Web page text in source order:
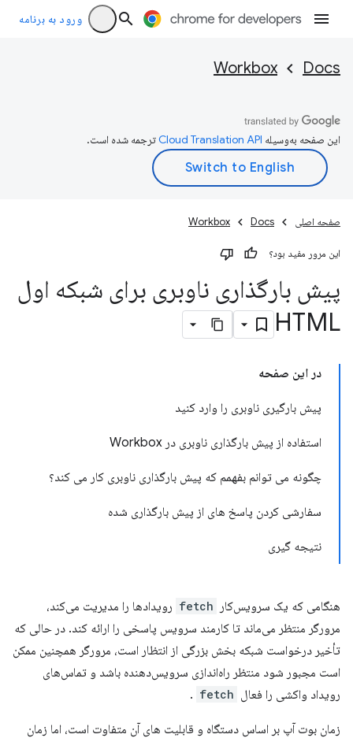
ورود به برنامه
Docs
Workbox
این صفحه به‌وسیله ترجمه شده است.
صفحه اصلی Docs
Workbox
این مرور مفید بود؟
پیش بارگذاری ناوبری برای شبکه اول
HTML
در این صفحه
پیش بارگیری ناوبری را وارد کنید
استفاده از پیش بارگذاری ناوبری در Workbox
چگونه می توانم بفهمم که پیش بارگذاری ناوبری کار می کند؟
سفارشی کردن پاسخ های از پیش بارگذاری شده
نتیجه گیری
هنگامی که یک سرویس‌کار fetch رویدادها را مدیریت می‌کند،
مرورگر منتظر می‌ماند تا کارمند سرویس پاسخی را ارائه کند. در حالی که
تأخیر درخواست شبکه بخش بزرگی از انتظار است، مرورگر همچنین ممکن
است مجبور شود منتظر راه‌اندازی سرویس‌دهنده باشد و تماس‌های
رویداد واکشی را فعال fetch
.
زمان بوت آپ بر اساس دستگاه و قابلیت های آن متفاوت است، اما زمان